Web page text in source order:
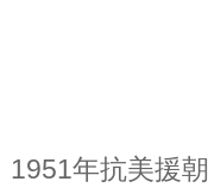
1951年抗美援